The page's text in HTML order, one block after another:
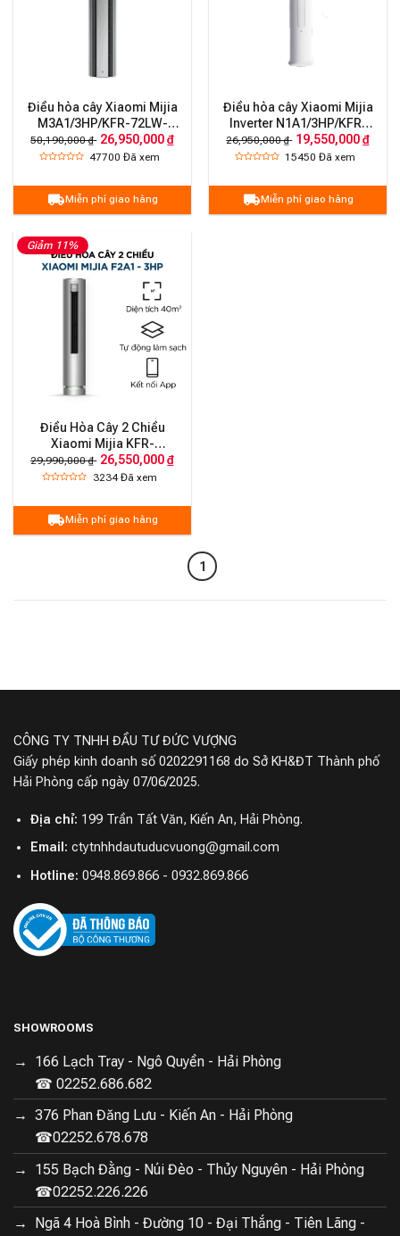
Điều hòa cây Xiaomi Mijia
M3A1/3HP/KFR-72LW-
NA11 2 chiều
50,190,000 ₫ 26,950,000 ₫
47700Đã xem
Miễn phí giao hàng
Điều hòa cây Xiaomi Mijia
Inverter N1A1/3HP/KFR-
72LW 2 chiều
26,950,000 ₫ 19,550,000 ₫
15450Đã xem
Miễn phí giao hàng
Giảm 11%
Điều Hòa Cây 2 Chiều
Xiaomi Mijia KFR-
72LW/F2A1 –
3HP/27.000BTU, Cấp khí
29,990,000 ₫ 26,550,000 ₫
3234Đã xem
Miễn phí giao hàng
1
CÔNG TY TNHH ĐẦU TƯ ĐỨC VƯỢNG
Giấy phép kinh doanh số 0202291168 do Sở KH&ĐT Thành phố
Hải Phòng cấp ngày 07/06/2025.
Địa chỉ: 199 Trần Tất Văn, Kiến An, Hải Phòng.
Email: ctytnhhdautuducvuong@gmail.com
Hotline: 0948.869.866 - 0932.869.866
SHOWROOMS
166 Lạch Tray - Ngô Quyền - Hải Phòng
☎ 02252.686.682
376 Phan Đăng Lưu - Kiến An - Hải Phòng
☎02252.678.678
155 Bạch Đằng - Núi Đèo - Thủy Nguyên - Hải Phòng
☎02252.226.226
Ngã 4 Hoà Bình - Đường 10 - Đại Thắng - Tiên Lãng -